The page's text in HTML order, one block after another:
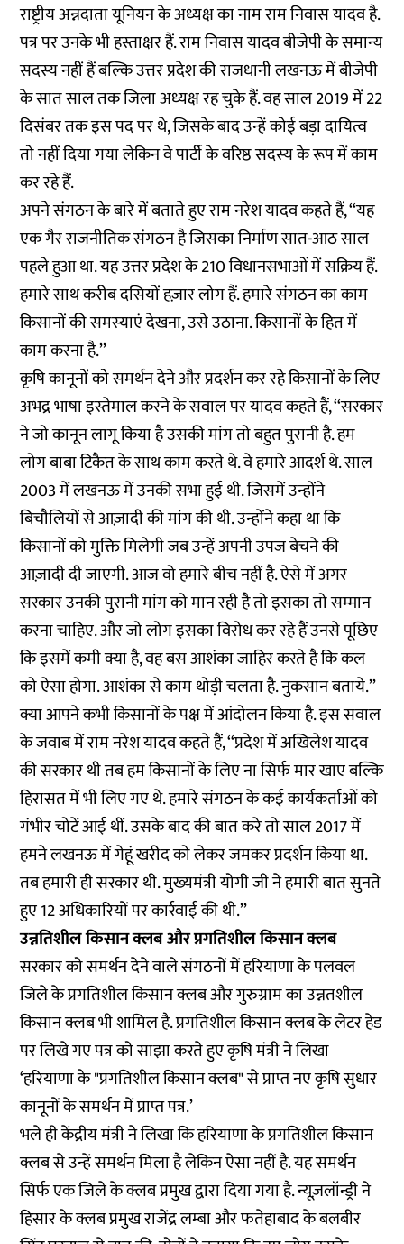
राष्ट्रीय अन्नदाता यूनियन के अध्यक्ष का नाम राम निवास यादव है.
पत्र पर उनके भी हस्ताक्षर हैं. राम निवास यादव बीजेपी के समान्य
सदस्य नहीं हैं बल्कि उत्तर प्रदेश की राजधानी लखनऊ में बीजेपी
के सात साल तक जिला अध्यक्ष रह चुके हैं. वह साल 2019 में 22
दिसंबर तक इस पद पर थे, जिसके बाद उन्हें कोई बड़ा दायित्व
तो नहीं दिया गया लेकिन वे पार्टी के वरिष्ठ सदस्य के रूप में काम
कर रहे हैं.
अपने संगठन के बारे में बताते हुए राम नरेश यादव कहते हैं, ‘‘यह
एक गैर राजनीतिक संगठन है जिसका निर्माण सात-आठ साल
पहले हुआ था. यह उत्तर प्रदेश के 210 विधानसभाओं में सक्रिय हैं.
हमारे साथ करीब दसियों हज़ार लोग हैं. हमारे संगठन का काम
किसानों की समस्याएं देखना, उसे उठाना. किसानों के हित में
काम करना है.’’
कृषि कानूनों को समर्थन देने और प्रदर्शन कर रहे किसानों के लिए
अभद्र भाषा इस्तेमाल करने के सवाल पर यादव कहते हैं, ‘‘सरकार
ने जो कानून लागू किया है उसकी मांग तो बहुत पुरानी है. हम
लोग बाबा टिकैत के साथ काम करते थे. वे हमारे आदर्श थे. साल
2003 में लखनऊ में उनकी सभा हुई थी. जिसमें उन्होंने
बिचौलियों से आज़ादी की मांग की थी. उन्होंने कहा था कि
किसानों को मुक्ति मिलेगी जब उन्हें अपनी उपज बेचने की
आज़ादी दी जाएगी. आज वो हमारे बीच नहीं है. ऐसे में अगर
सरकार उनकी पुरानी मांग को मान रही है तो इसका तो सम्मान
करना चाहिए. और जो लोग इसका विरोध कर रहे हैं उनसे पूछिए
कि इसमें कमी क्या है, वह बस आशंका जाहिर करते है कि कल
को ऐसा होगा. आशंका से काम थोड़ी चलता है. नुकसान बताये.’’
क्या आपने कभी किसानों के पक्ष में आंदोलन किया है. इस सवाल
के जवाब में राम नरेश यादव कहते हैं, ‘‘प्रदेश में अखिलेश यादव
की सरकार थी तब हम किसानों के लिए ना सिर्फ मार खाए बल्कि
हिरासत में भी लिए गए थे. हमारे संगठन के कई कार्यकर्ताओं को
गंभीर चोटें आई थीं. उसके बाद की बात करे तो साल 2017 में
हमने लखनऊ में गेहूं खरीद को लेकर जमकर प्रदर्शन किया था.
तब हमारी ही सरकार थी. मुख्यमंत्री योगी जी ने हमारी बात सुनते
हुए 12 अधिकारियों पर कार्रवाई की थी.’’
उन्नतिशील किसान क्लब और प्रगतिशील किसान क्लब
सरकार को समर्थन देने वाले संगठनों में हरियाणा के पलवल
जिले के प्रगतिशील किसान क्लब और गुरुग्राम का उन्नतशील
किसान क्लब भी शामिल है. प्रगतिशील किसान क्लब के लेटर हेड
पर लिखे गए पत्र को साझा करते हुए कृषि मंत्री ने लिखा
‘हरियाणा के "प्रगतिशील किसान क्लब" से प्राप्त नए कृषि सुधार
कानूनों के समर्थन में प्राप्त पत्र.’
भले ही केंद्रीय मंत्री ने लिखा कि हरियाणा के प्रगतिशील किसान
क्लब से उन्हें समर्थन मिला है लेकिन ऐसा नहीं है. यह समर्थन
सिर्फ एक जिले के क्लब प्रमुख द्वारा दिया गया है. न्यूज़लॉन्ड्री ने
हिसार के क्लब प्रमुख राजेंद्र लम्बा और फतेहाबाद के बलबीर